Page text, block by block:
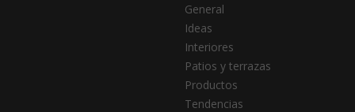
General
Ideas
Interiores
Patios y terrazas
Productos
Tendencias